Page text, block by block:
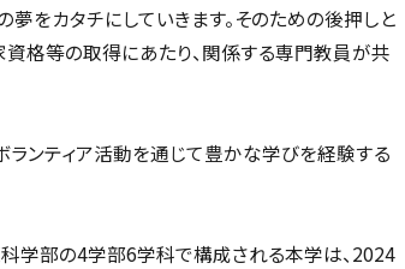
夢をカタチにしていきます。そのための後押しと
格等の取得にあたり、関係する専門教員が共
ランティア活動を通じて豊かな学びを経験する
学部の4学部6学科で構成される本学は、2024